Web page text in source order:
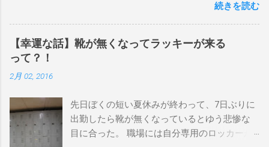
狙っているポイント バーレー、キラ、レイ
ンボーベイ、クーリービーチ 絶対に入りたい
ポイント ベルズビーチ、グレートオーシャ
ナチュラル DHD DX-1
5'10"×18'3/8×2'3/16 Glassing Team 4×4
Extra Toe patch FCS Dacy 6'0 Nick Maz 5'5"×
18'7/8"×2'5/18 FCS 375mm 295mm Firewire
テルやリゾートに滞在して目の前のブレイク
を独占するスタイル。もうひとつが、複数の
ポイントを巡る「ボートトリップ」です。 今
回はそのボートトリップで、時間と空間の贅
系YouTubeチャンネル「よういちチャンネル
Spirit Kooks」と、国内外のサーフトリップ専
門旅行会社「Geekoutトラベル」さんとのコラ
続きを読む
【幸運な話】靴が無くなってラッキーが来る
って？！
2月 02, 2016
先日ぼくの短い夏休みが終わって、7日ぶりに
出勤したら靴が無くなっているとゆう悲惨な
目に合った。 職場には自分専用のロッカーが